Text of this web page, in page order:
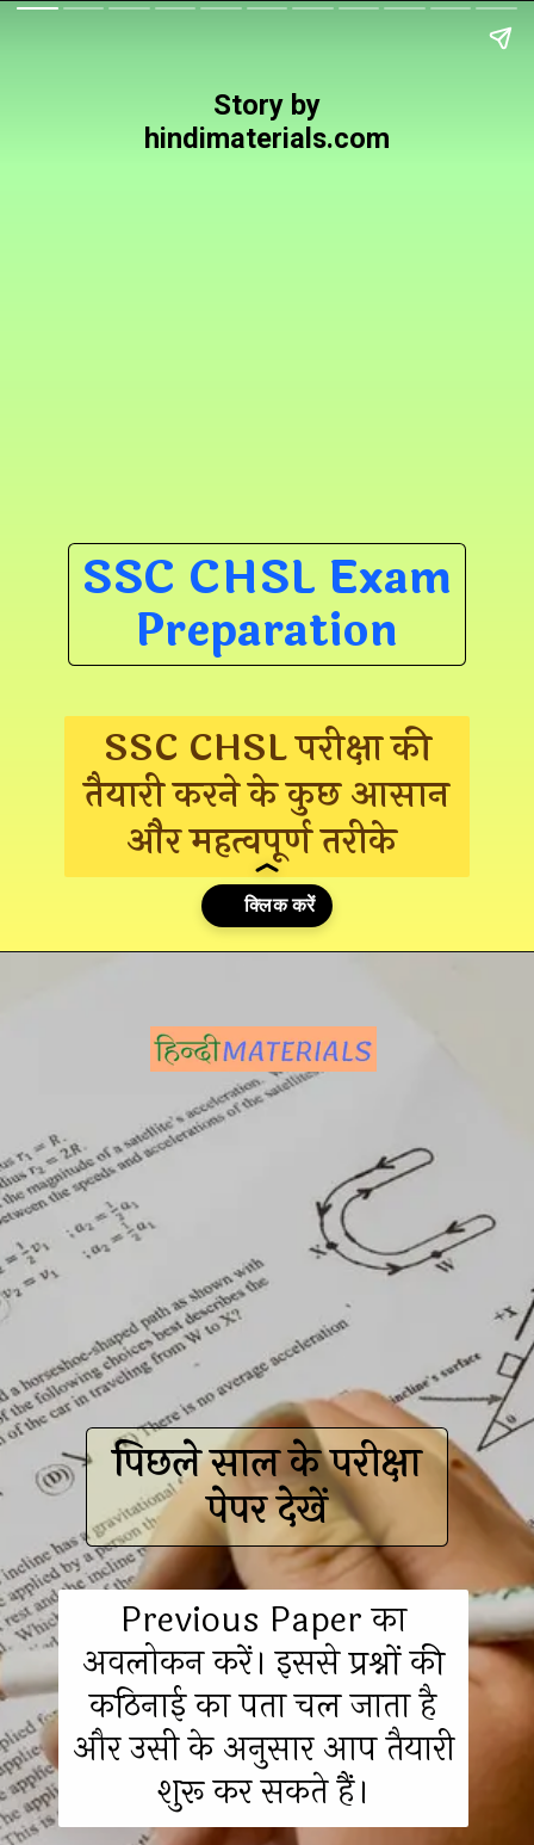
SSC CHSL Exam
Preparation
SSC CHSL परीक्षा की
तैयारी करने के कुछ आसान
और महत्वपूर्ण तरीके
Story by
hindimaterials.com
पिछले साल के परीक्षा
पेपर देखें
Previous Paper का
अवलोकन करें। इससे प्रश्नों की
कठिनाई का पता चल जाता है
और उसी के अनुसार आप तैयारी
शुरू कर सकते हैं।